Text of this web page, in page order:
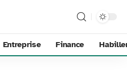
Entreprise Finance